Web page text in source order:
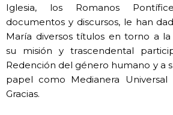
Iglesia, los Romanos
documentos y discursos, le han
María diversos títulos en torno a
su misión y trascendental
Redención del género humano y a
papel como Medianera
Gracias.